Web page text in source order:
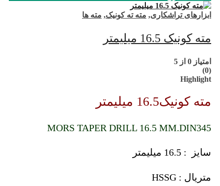
ابزارهای تراشکاری, مته ته کونیک, مته ها
مته کونیک 16.5 میلیمتر
امتیاز 0 از 5
(0)
Highlight
مته کونیک16.5 میلیمتر
MORS TAPER DRILL 16.5 MM.DIN345
سایز : 16.5 میلیمتر
متریال : HSSG